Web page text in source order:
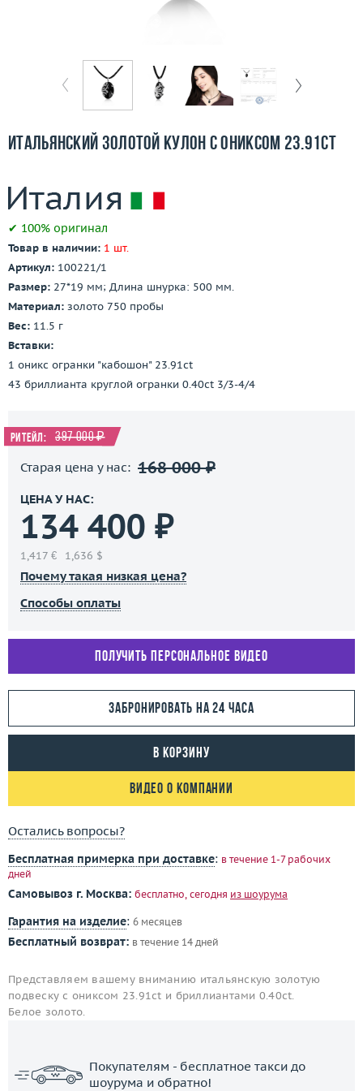
О компании
3D-тур по шоуруму
Итальянский золотой кулон с ониксом 23.91ct
✔ 100% оригинал
Товар в наличии: 1 шт.
Артикул: 100221/1
Размер: 27*19 мм; Длина шнурка: 500 мм.
Материал: золото 750 пробы
Вес: 11.5 г
Вставки:
1 оникс огранки "кабошон" 23.91ct
43 бриллианта круглой огранки 0.40ct 3/3-4/4
Ритейл: 397 000 ₽
Старая цена у нас: 168 000 ₽
ЦЕНА У НАС:
134 400 ₽
1,417 € 1,636 $
Почему такая низкая цена?
Способы оплаты
Получить персональное видео
Забронировать на 24 часа
В корзину
Видео о компании
Остались вопросы?
Бесплатная примерка при доставке: в течение 1-7 рабочих
дней
Самовывоз г. Москва: бесплатно, сегодня из шоурума
Гарантия на изделие: 6 месяцев
Бесплатный возврат: в течение 14 дней
Представляем вашему вниманию итальянскую золотую
подвеску с ониксом 23.91ct и бриллиантами 0.40ct.
Белое золото.
Покупателям - бесплатное такси до
шоурума и обратно!